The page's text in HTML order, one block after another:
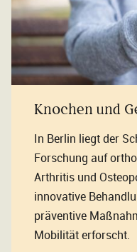
Knochen und
In Berlin liegt der
Forschung auf
Arthritis und
innovative
präventive
Mobilität erforscht.